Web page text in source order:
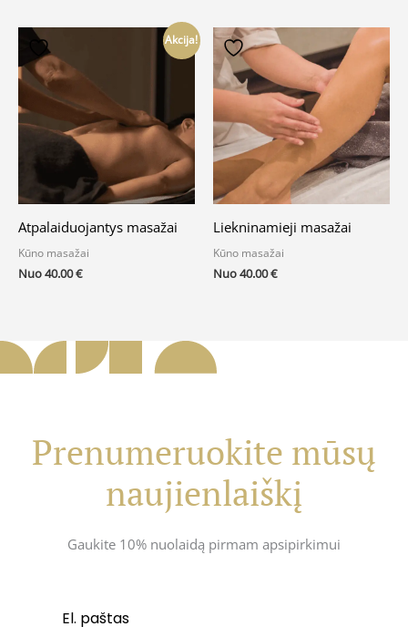
Akcija!
Atpalaiduojantys masažai
Kūno masažai
Nuo40.00€
Liekninamieji masažai
Kūno masažai
Nuo40.00€
Prenumeruokite mūsų
naujienlaiškį
Gaukite 10% nuolaidą pirmam apsipirkimui